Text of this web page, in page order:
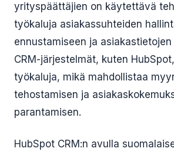
yrityspäättäjien on käytettävä
työkaluja asiakassuhteiden
ennustamiseen ja
CRM-järjestelmät, kuten
työkaluja, mikä mahdollistaa
tehostamisen ja
parantamisen.
HubSpot CRM:n avulla